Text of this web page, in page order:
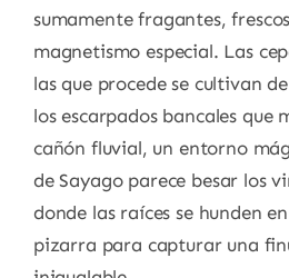
sumamente fragantes,
magnetismo especial. Las
las que procede se cultivan
los escarpados bancales
cañón fluvial, un entorno
de Sayago parece besar los
donde las raíces se hunden
pizarra para capturar una